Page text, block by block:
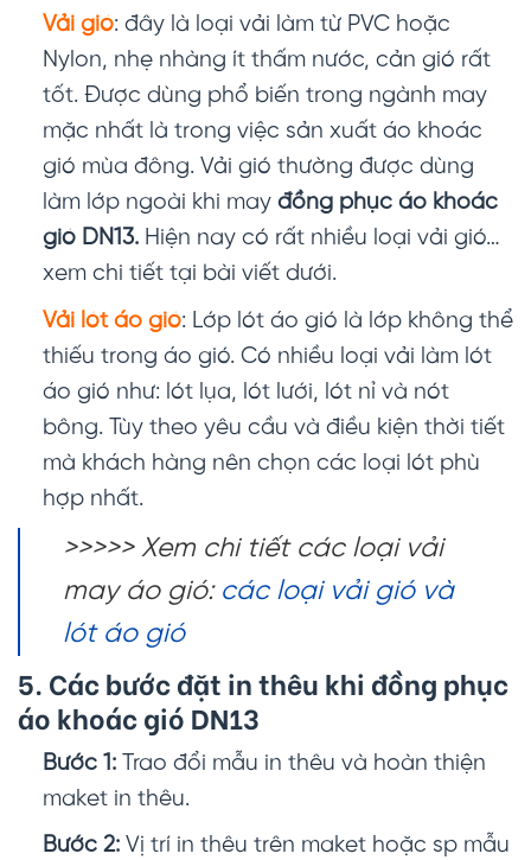
Vải gió: đây là loại vải làm từ PVC hoặc
Nylon, nhẹ nhàng ít thấm nước, cản gió rất
tốt. Được dùng phổ biến trong ngành may
mặc nhất là trong việc sản xuất áo khoác
gió mùa đông. Vải gió thường được dùng
làm lớp ngoài khi may đồng phục áo khoác
gió DN13. Hiện nay có rất nhiều loại vải gió…
xem chi tiết tại bài viết dưới.
Vải lót áo gió: Lớp lót áo gió là lớp không thể
thiếu trong áo gió. Có nhiều loại vải làm lót
áo gió như: lót lụa, lót lưới, lót nỉ và nót
bông. Tùy theo yêu cầu và điều kiện thời tiết
mà khách hàng nên chọn các loại lót phù
hợp nhất.
>>>>> Xem chi tiết các loại vải
may áo gió: các loại vải gió và
lót áo gió
5. Các bước đặt in thêu khi đồng phục
áo khoác gió DN13
Bước 1:Trao đổi mẫu in thêu và hoàn thiện
maket in thêu.
Bước 2:Vị trí in thêu trên maket hoặc sp mẫu